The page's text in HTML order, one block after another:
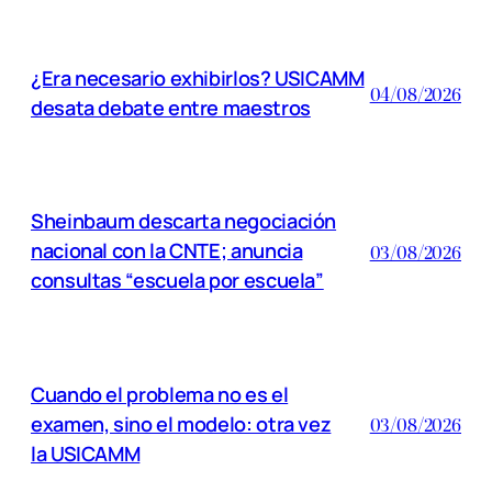
¿Era necesario exhibirlos? USICAMM
desata debate entre maestros
04/08/2026
Sheinbaum descarta negociación
nacional con la CNTE; anuncia
consultas “escuela por escuela”
03/08/2026
Cuando el problema no es el
examen, sino el modelo: otra vez
la USICAMM
03/08/2026